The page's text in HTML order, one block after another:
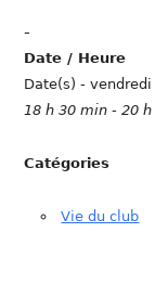
-
Date / Heure
Date(s) -
18 h 30 min - 20
Catégories
Vie du club